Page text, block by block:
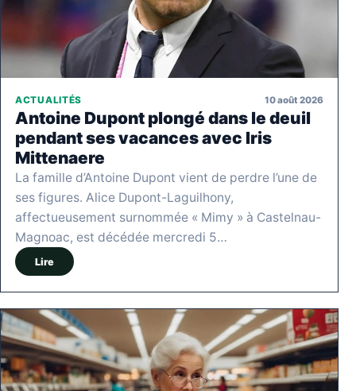
ACTUALITÉS 10 août 2026
Antoine Dupont plongé dans le deuil
pendant ses vacances avec Iris
Mittenaere
La famille d’Antoine Dupont vient de perdre l’une de
ses figures. Alice Dupont-Laguilhony,
affectueusement surnommée « Mimy » à Castelnau-
Magnoac, est décédée mercredi 5…
Lire